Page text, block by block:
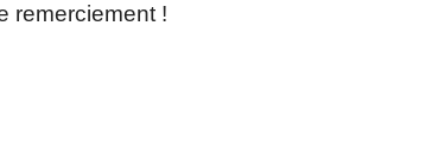
remerciement !